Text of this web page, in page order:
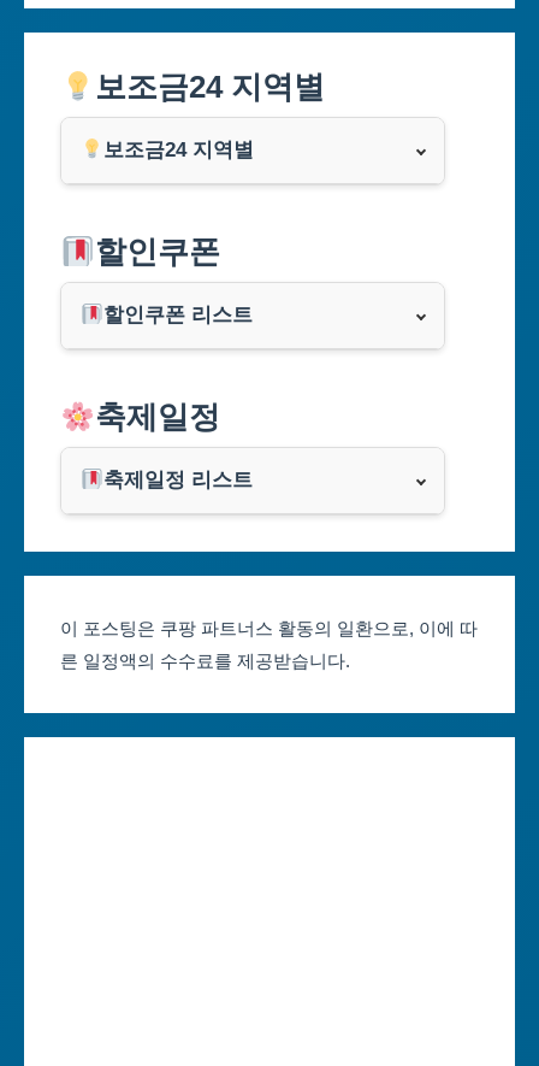
보조금24 지역별
보조금24 지역별
부산광역시
대구광역시
인천광역시
광주광역시
대전광역시
할인쿠폰
할인쿠폰 리스트
쿠팡
클룩
축제일정
축제일정 리스트
대구축제 일정
인천축제 일정
이 포스팅은 쿠팡 파트너스 활동의 일환으로, 이에 따
른 일정액의 수수료를 제공받습니다.